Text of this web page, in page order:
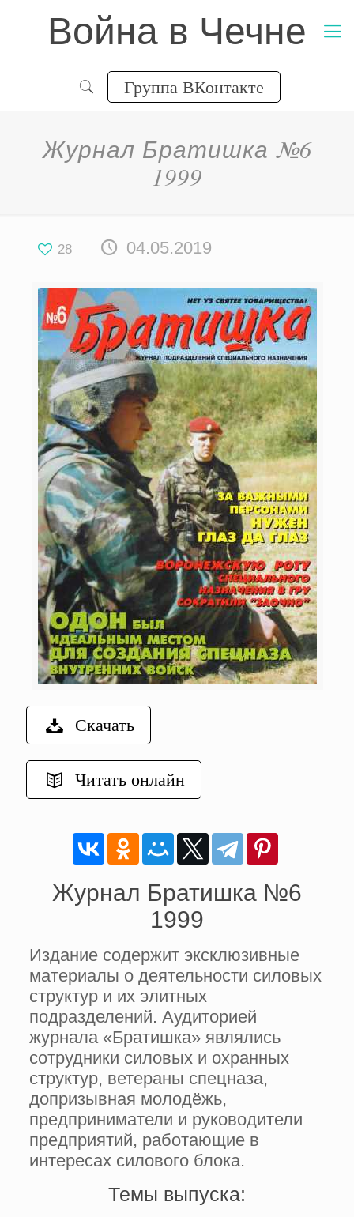
Война в Чечне
Группа ВКонтакте
Журнал Братишка №6
1999
28 04.05.2019
Скачать
Читать онлайн
Журнал Братишка №6
1999
Издание содержит эксклюзивные
материалы о деятельности силовых
структур и их элитных
подразделений. Аудиторией
журнала «Братишка» являлись
сотрудники силовых и охранных
структур, ветераны спецназа,
допризывная молодёжь,
предприниматели и руководители
предприятий, работающие в
интересах силового блока.
Темы выпуска: